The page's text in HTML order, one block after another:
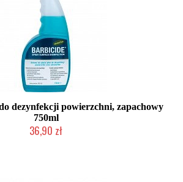
dezynfekcji powierzchni, zapachowy
750ml
36,90 zł